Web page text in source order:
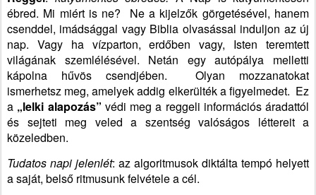
ébred. Mi miért is ne?
Ne a kijelzők görgetésével, hanem
csenddel, imádsággal vagy Biblia olvasással induljon az új
nap. Vagy ha vízparton, erdőben vagy, Isten teremtett
világának szemlélésével. Netán egy autópálya melletti
kápolna hűvös csendjében.
Olyan mozzanatokat
ismerhetsz meg, amelyek addig elkerülték a figyelmedet. Ez
a „lelki alapozás” védi meg a reggeli információs áradattól
és sejteti meg veled a szentség valóságos léttereit a
közeledben.
Tudatos napi jelenlét: az algoritmusok diktálta tempó helyett
a saját, belső ritmusunk felvétele a cél.